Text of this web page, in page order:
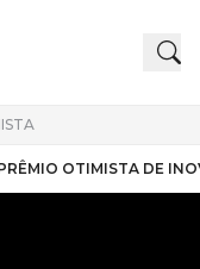
OTIMISTA DE